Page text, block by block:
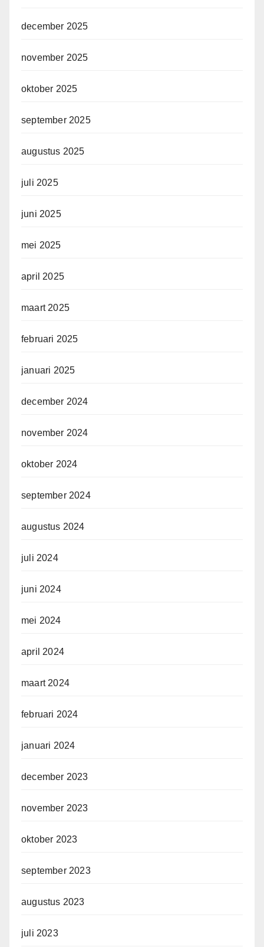
december 2025
november 2025
oktober 2025
september 2025
augustus 2025
juli 2025
juni 2025
mei 2025
april 2025
maart 2025
februari 2025
januari 2025
december 2024
november 2024
oktober 2024
september 2024
augustus 2024
juli 2024
juni 2024
mei 2024
april 2024
maart 2024
februari 2024
januari 2024
december 2023
november 2023
oktober 2023
september 2023
augustus 2023
juli 2023